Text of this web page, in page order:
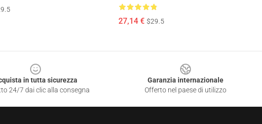
27,14 € $29.5
in tutta sicurezza
24/7 dai clic alla consegna
Garanzia internazionale
Offerto nel paese di utilizzo